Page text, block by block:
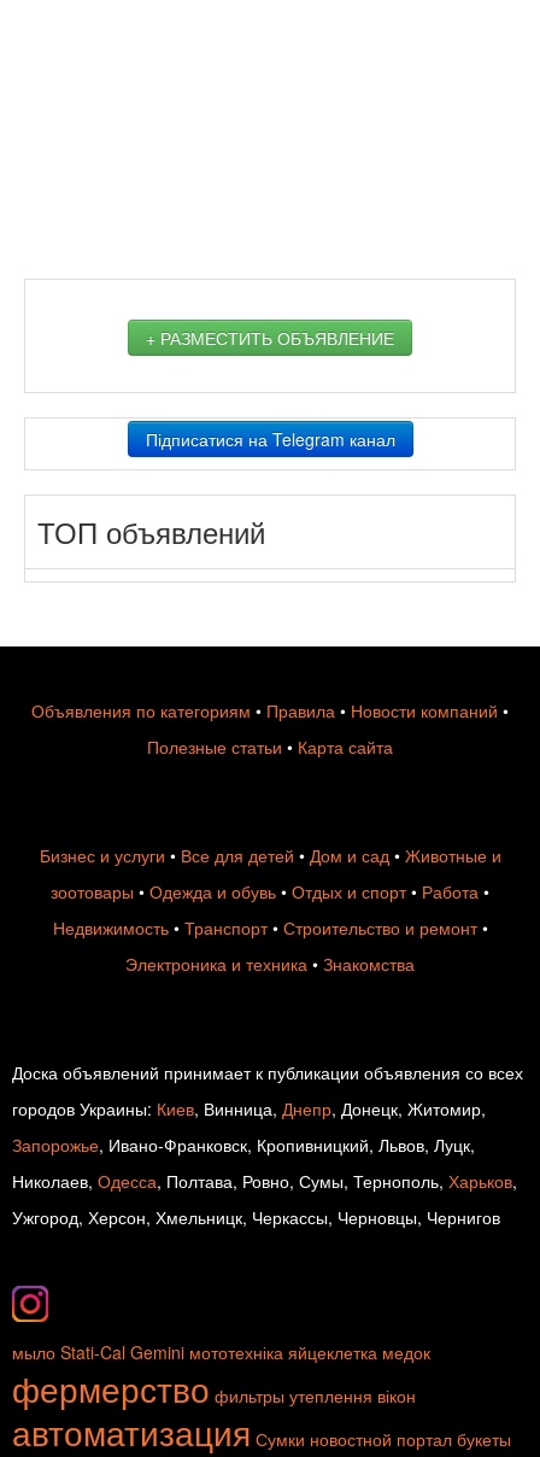
+ РАЗМЕСТИТЬ ОБЪЯВЛЕНИЕ
Підписатися на Telegram канал
ТОП объявлений
Объявления по категориям • Правила • Новости компаний •
Полезные статьи • Карта сайта
Бизнес и услуги • Все для детей • Дом и сад• Животные и
зоотовары • Одежда и обувь • Отдых и спорт• Работа •
Недвижимость• Транспорт• Строительство и ремонт•
Электроника и техника • Знакомства
Доска объявлений принимает к публикации объявления со всех
городов Украины: Киев, Винница, Днепр, Донецк, Житомир,
Запорожье, Ивано-Франковск, Кропивницкий, Львов, Луцк,
Николаев, Одесса, Полтава, Ровно, Сумы, Тернополь, Харьков,
Ужгород, Херсон, Хмельницк, Черкассы, Черновцы, Чернигов
мыло Stati-Cal Gemini мототехніка яйцеклетка медок
фермерство фильтры утеплення вікон
автоматизация Сумки новостной портал букеты